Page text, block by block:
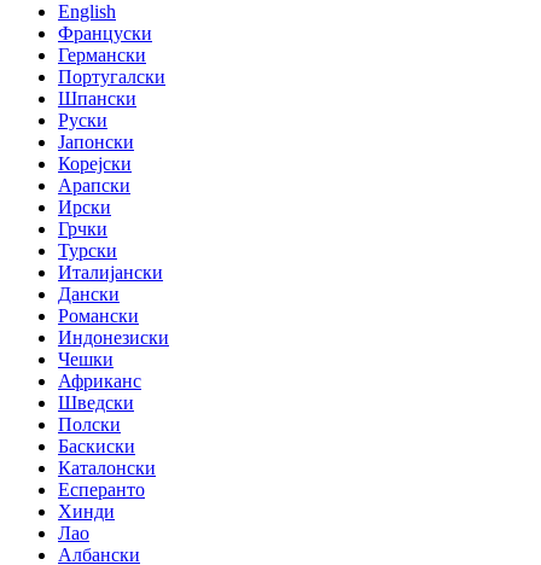
English
Француски
Германски
Португалски
Шпански
Руски
Јапонски
Корејски
Арапски
Ирски
Грчки
Турски
Италијански
Дански
Романски
Индонезиски
Чешки
Африканс
Шведски
Полски
Баскиски
Каталонски
Есперанто
Хинди
Лао
Албански